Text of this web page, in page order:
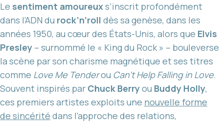
Le sentiment amoureuxs’inscrit profondément
dans l’ADN du rock’n’roll dès sa genèse, dans les
années 1950, au cœur des États-Unis, alors que Elvis
Presley – surnommé le « King du Rock » – bouleverse
la scène par son charisme magnétique et ses titres
comme Love Me Tenderou Can’t Help Falling in Love.
Souvent inspirés par Chuck Berryou Buddy Holly,
ces premiers artistes exploits une nouvelle forme
de sincérité dans l’approche des relations,